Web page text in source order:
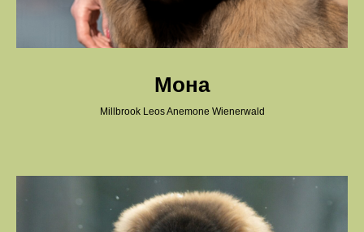
Мона
Millbrook Leos Anemone Wienerwald